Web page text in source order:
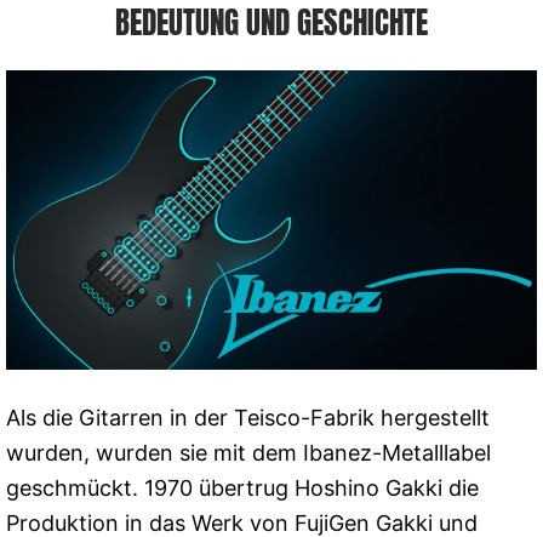
BEDEUTUNG UND GESCHICHTE
Als die Gitarren in der Teisco-Fabrik hergestellt
wurden, wurden sie mit dem Ibanez-Metalllabel
geschmückt. 1970 übertrug Hoshino Gakki die
Produktion in das Werk von FujiGen Gakki und